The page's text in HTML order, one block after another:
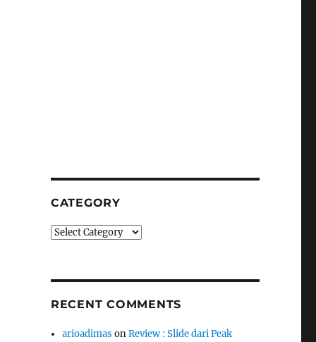
CATEGORY
Category
RECENT COMMENTS
arioadimas onReview : Slide dari Peak